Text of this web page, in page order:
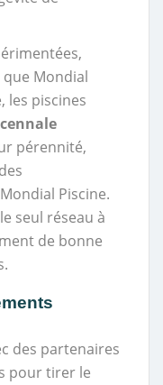
Mondial
les piscines
pérennité,
Piscine.
seul réseau à
de bonne
des partenaires
pour tirer le